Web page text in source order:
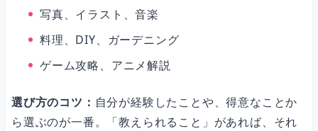
写真、イラスト、音楽
料理、DIY、ガーデニング
ゲーム攻略、アニメ解説
選び方のコツ： 自分が経験したことや、得意なことか
ら選ぶのが一番。「教えられること」があれば、それ